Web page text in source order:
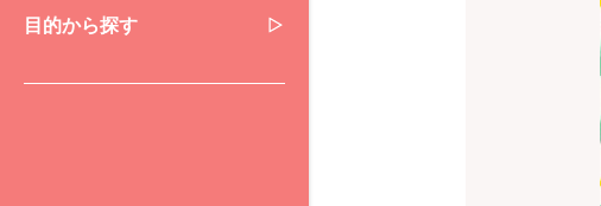
目的から探す